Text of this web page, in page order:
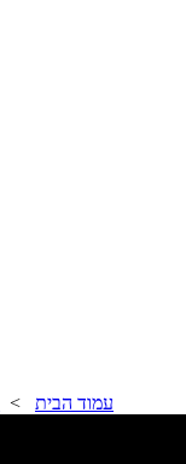
עמוד הבית >